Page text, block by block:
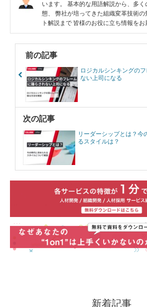
います。 基本的な用語解説から、多
態、 弊社が培ってきた組織変革技術
ト解説まで 皆様のお役に立ち情報をお
前の記事
ロジカルシンキングの
ない上司になる
次の記事
リーダーシップとは？今
るスタイルは？
新着記事